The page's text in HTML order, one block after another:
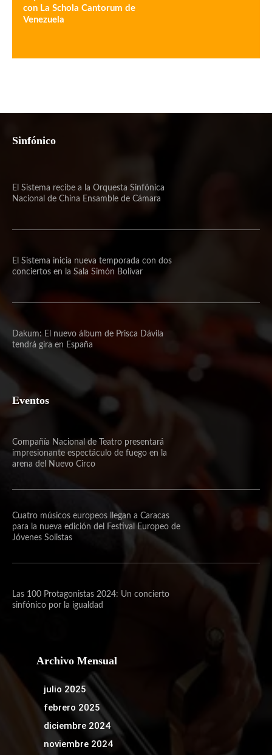
con La Schola Cantorum de
Venezuela
Sinfónico
El Sistema recibe a la Orquesta Sinfónica
Nacional de China Ensamble de Cámara
El Sistema inicia nueva temporada con dos
conciertos en la Sala Simón Bolívar
Dakum: El nuevo álbum de Prisca Dávila
tendrá gira en España
Eventos
Compañía Nacional de Teatro presentará
impresionante espectáculo de fuego en la
arena del Nuevo Circo
Cuatro músicos europeos llegan a Caracas
para la nueva edición del Festival Europeo de
Jóvenes Solistas
Las 100 Protagonistas 2024: Un concierto
sinfónico por la igualdad
Archivo Mensual
julio 2025
febrero 2025
diciembre 2024
noviembre 2024